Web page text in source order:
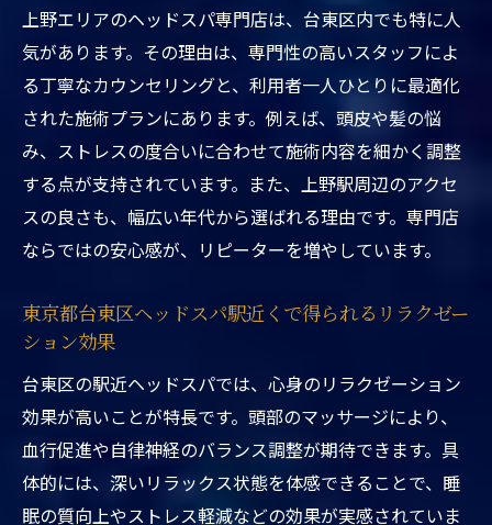
台東区ヘッドスパ駅近くのサロンが導入す
る最新癒しメニュー
東京都台東区ヘッドスパ駅近くの人気施術
や独自サービスとは
駅近くで話題の東京都台東区ヘッドスパの
最新情報を解説
東京都台東区ヘッドスパ駅近くの選び方と
最新サロン事情
東京都台東区ヘッドスパ駅近くで叶うリフ
台東区ヘッドスパ専門店で日々の疲れを癒
すリフレッシュ方法
上野ヘッドスパシャンプーで感じる東京都
台東区の癒し効果
上野エリアのヘッドスパ専門店は、台東区内でも特に人
気があります。その理由は、専門性の高いスタッフによ
る丁寧なカウンセリングと、利用者一人ひとりに最適化
された施術プランにあります。例えば、頭皮や髪の悩
み、ストレスの度合いに合わせて施術内容を細かく調整
する点が支持されています。また、上野駅周辺のアクセ
スの良さも、幅広い年代から選ばれる理由です。専門店
ならではの安心感が、リピーターを増やしています。
東京都台東区ヘッドスパ駅近くで得られるリラクゼー
ション効果
台東区の駅近ヘッドスパでは、心身のリラクゼーション
効果が高いことが特長です。頭部のマッサージにより、
血行促進や自律神経のバランス調整が期待できます。具
体的には、深いリラックス状態を体感できることで、睡
眠の質向上やストレス軽減などの効果が実感されていま